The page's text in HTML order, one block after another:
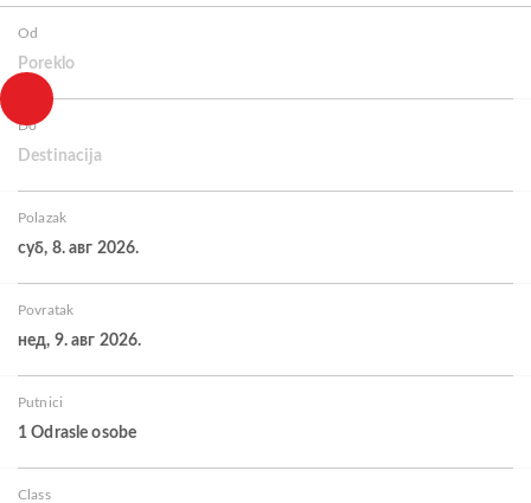
Od
Poreklo
Do
Destinacija
Polazak
суб, 8. авг 2026.
Povratak
нед, 9. авг 2026.
Putnici
1 Odrasle osobe
Class